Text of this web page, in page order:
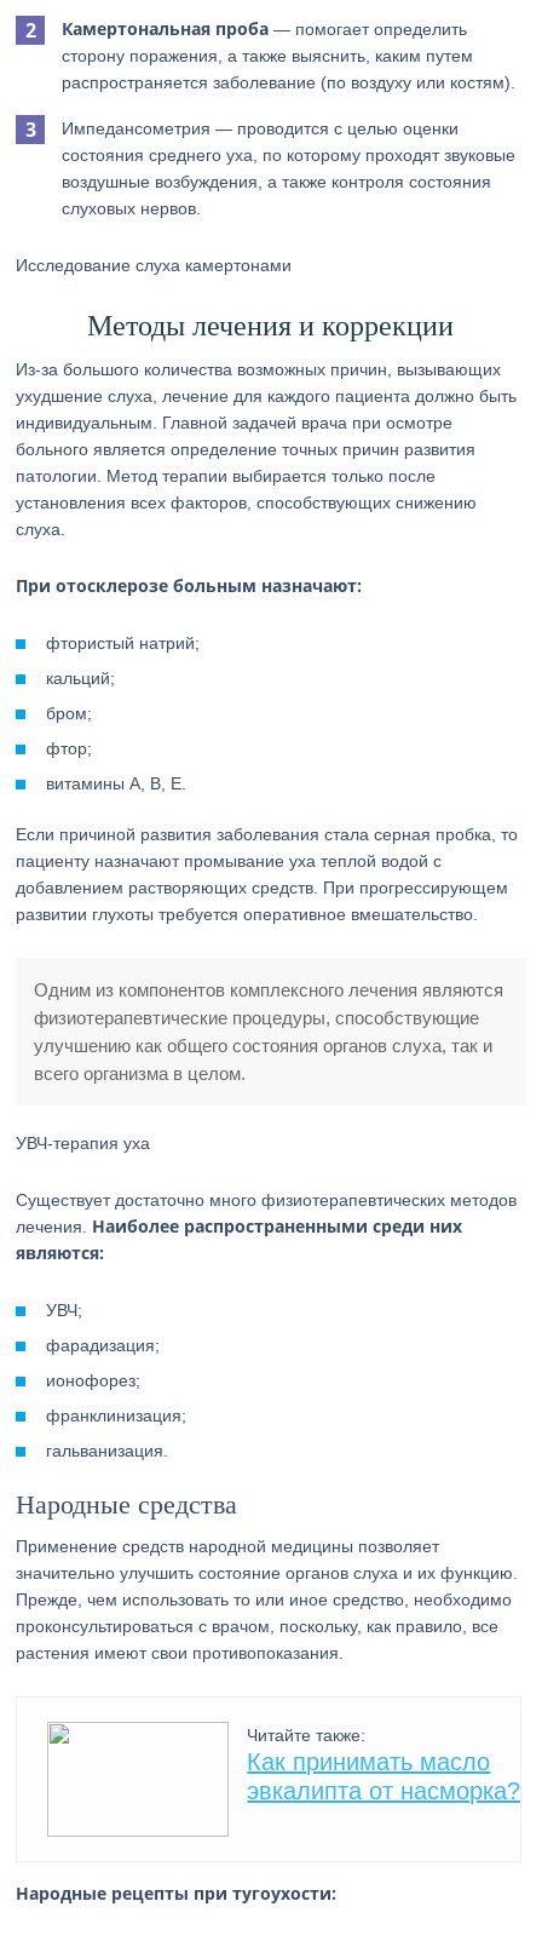
Камертональная проба — помогает определить
сторону поражения, а также выяснить, каким путем
распространяется заболевание (по воздуху или костям).
Импедансометрия — проводится с целью оценки
состояния среднего уха, по которому проходят звуковые
воздушные возбуждения, а также контроля состояния
слуховых нервов.
Исследование слуха камертонами
Методы лечения и коррекции
Из-за большого количества возможных причин, вызывающих
ухудшение слуха, лечение для каждого пациента должно быть
индивидуальным. Главной задачей врача при осмотре
больного является определение точных причин развития
патологии. Метод терапии выбирается только после
установления всех факторов, способствующих снижению
слуха.
При отосклерозе больным назначают:
фтористый натрий;
кальций;
бром;
фтор;
витамины А, В, Е.
Если причиной развития заболевания стала серная пробка, то
пациенту назначают промывание уха теплой водой с
добавлением растворяющих средств. При прогрессирующем
развитии глухоты требуется оперативное вмешательство.
Одним из компонентов комплексного лечения являются
физиотерапевтические процедуры, способствующие
улучшению как общего состояния органов слуха, так и
всего организма в целом.
УВЧ-терапия уха
Существует достаточно много физиотерапевтических методов
лечения. Наиболее распространенными среди них
являются:
УВЧ;
фарадизация;
ионофорез;
франклинизация;
гальванизация.
Народные средства
Применение средств народной медицины позволяет
значительно улучшить состояние органов слуха и их функцию.
Прежде, чем использовать то или иное средство, необходимо
проконсультироваться с врачом, поскольку, как правило, все
растения имеют свои противопоказания.
Читайте также:
Как принимать масло
эвкалипта от насморка?
Народные рецепты при тугоухости: